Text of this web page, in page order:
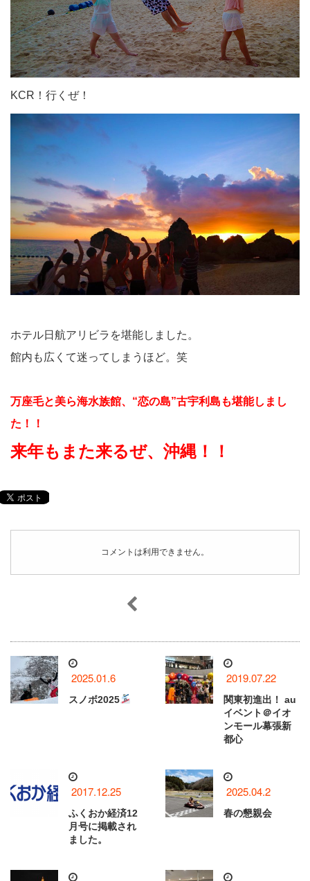
KCR！行くぜ！
ホテル日航アリビラを堪能しました。
館内も広くて迷ってしまうほど。笑
万座毛と美ら海水族館、“恋の島”古宇利島も堪能しまし
た！！
来年もまた来るぜ、沖縄！！
コメントは利用できません。
2025.01.6
スノボ2025
2019.07.22
関東初進出！ au
イベント＠イオ
ンモール幕張新
都心
2017.12.25
ふくおか経済12
月号に掲載され
ました。
2025.04.2
春の懇親会